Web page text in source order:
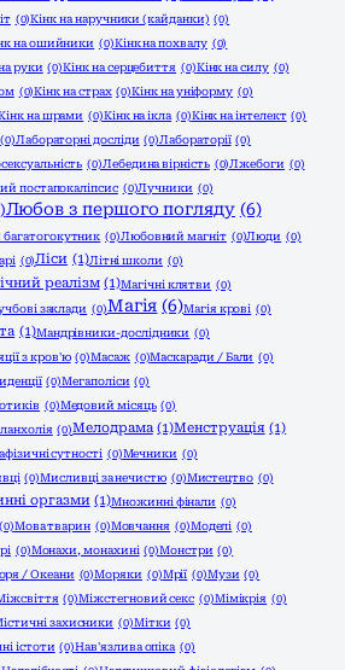
(0)Кінк на наручники (кайданки) (0)
на ошийники (0)Кінк на похвалу (0)
руки (0)Кінк на серцебиття (0)Кінк на силу (0)
(0)Кінк на страх (0)Кінк на уніформу (0)
на шрами (0)Кінк на ікла (0)Кінк на інтелект (0)
(0)Лабораторні досліди (0)Лабораторії (0)
(0)Лебедина вірність (0)Лжебоги (0)
постапокаліпсис (0)Лучники (0)
Любов з першого погляду (6)
(0)Любовний магніт (0)Люди (0)
(0)Ліси (1)Літні школи (0)
реалізм (1)Магічні клятви (0)
заклади (0)Магія (6)Магія крові (0)
(1)Мандрівники-дослідники (0)
з кров'ю (0)Масаж (0)Маскаради / Бали (0)
(0)Мегаполіси (0)
(0)Медовий місяць (0)
(0)Мелодрама (1)Менструація (1)
сутності (0)Мечники (0)
(0)Мисливці за нечистю (0)Мистецтво (0)
оргазми (1)Множинні фінали (0)
(0)Мова тварин (0)Мовчання (0)Моделі (0)
(0)Монахи, монахині (0)Монстри (0)
/ Океани (0)Моряки (0)Мрії (0)Музи (0)
(0)Міжстегновий секс (0)Мімікрія (0)
захисники (0)Мітки (0)
істоти (0)Нав'язлива опіка (0)